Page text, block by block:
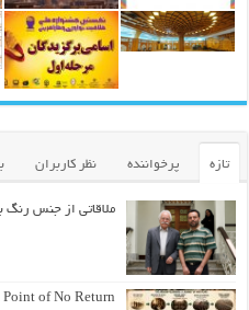
تازه پرخواننده نظر کاربران
ملاقاتی از جنس رنگ
of No Return